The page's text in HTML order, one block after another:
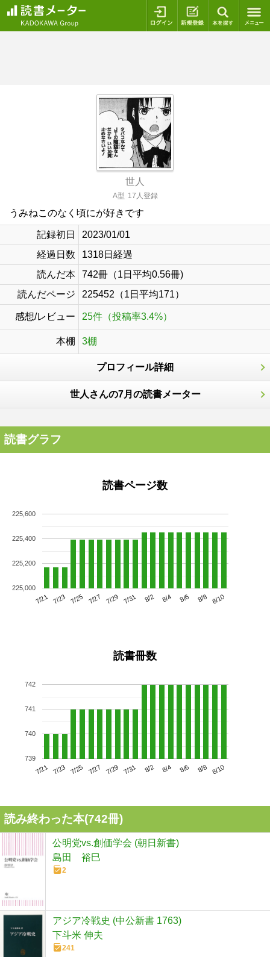
ログイン 新規登録
世人
A型 17人登録
うみねこのなく頃にが好きです
記録初日
2023/01/01
経過日数
1318日経過
読んだ本
742冊（1日平均0.56冊)
読んだページ
225452（1日平均171）
感想/レビュー 25件（投稿率3.4%）
本棚 3棚
プロフィール詳細
世人さんの7月の読書メーター
読書グラフ
読書ページ数
7/21 7/23 7/25 7/27 7/29 7/31 8/2 8/4 8/6 8/8 8/10
225,000
225,200
225,400
225,600
読書冊数
7/21 7/23 7/25 7/27 7/29 7/31 8/2 8/4 8/6 8/8 8/10
739
740
741
742
読み終わった本(742冊)
公明党vs.創価学会 (朝日新書)
島田 裕巳
2
アジア冷戦史 (中公新書 1763)
下斗米 伸夫
241